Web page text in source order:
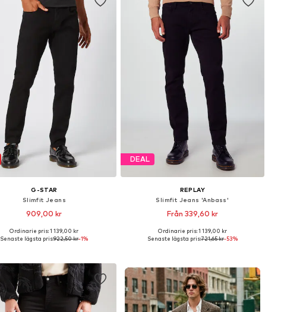
G-STAR
Slimfit Jeans
909,00 kr
+16
Tillgänglig i många storlekar
Ordinarie pris: 1 139,00 kr
Senaste lägsta pris:922,50 kr-1%
DEAL
REPLAY
Slimfit Jeans 'Anbass'
Från 339,60 kr
+14
Tillgänglig i många storlekar
Ordinarie pris: 1 139,00 kr
Senaste lägsta pris:721,65 kr-53%